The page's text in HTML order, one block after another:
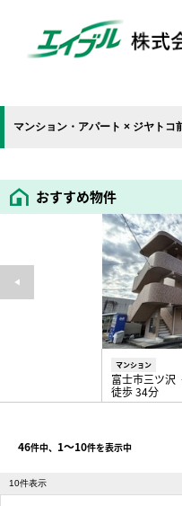
マンション・アパート × ジヤトコ
おすすめ物件
マンション
富士市三ツ沢
徒歩 34分
46件中、 1〜10件を表示中